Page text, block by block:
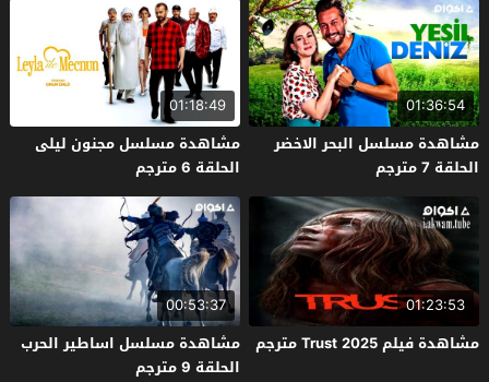
01:36:54
مشاهدة مسلسل البحر الاخضر
الحلقة 7 مترجم
01:18:49
مشاهدة مسلسل مجنون ليلى
الحلقة 6 مترجم
01:23:53
مشاهدة فيلم Trust 2025 مترجم
00:53:37
مشاهدة مسلسل اساطير الحرب
الحلقة 9 مترجم